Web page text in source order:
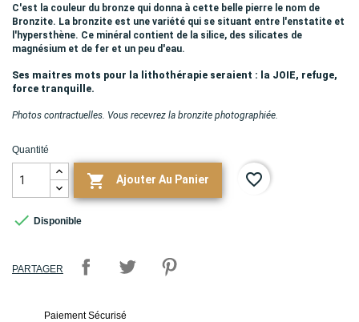
C'est la couleur du bronze qui donna à cette belle pierre le nom de
Bronzite. La bronzite est une variété qui se situant entre l'enstatite et
l'hypersthène. Ce minéral contient de la silice, des silicates de
magnésium et de fer et un peu d'eau.
Ses maitres mots pour la lithothérapie seraient : la JOIE, refuge,
force tranquille.
Photos contractuelles. Vous recevrez la bronzite photographiée.
Quantité
 Ajouter Au Panier favorite_border
 Disponible
PARTAGER
Paiement Sécurisé